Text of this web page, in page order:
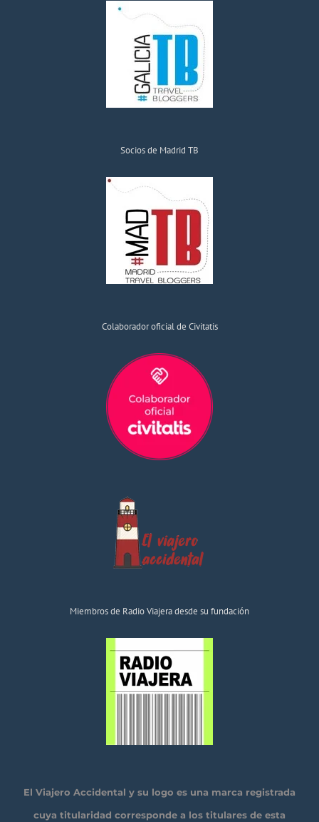
Socios de Madrid TB
Colaborador oficial de Civitatis
Miembros de Radio Viajera desde su fundación
El Viajero Accidental y su logo es una marca registrada
cuya titularidad corresponde a los titulares de esta